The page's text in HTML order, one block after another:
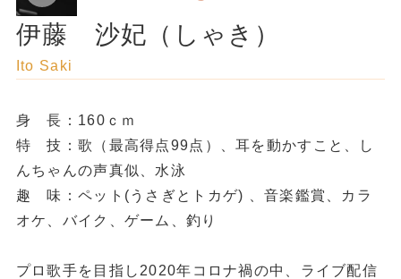
伊藤 沙妃（しゃき）
Ito Saki
身 長：160ｃｍ
特 技：歌（最高得点99点）、耳を動かすこと、し
んちゃんの声真似、水泳
趣 味：ペット(うさぎとトカゲ) 、音楽鑑賞、カラ
オケ、バイク、ゲーム、釣り
プロ歌手を目指し2020年コロナ禍の中、ライブ配信